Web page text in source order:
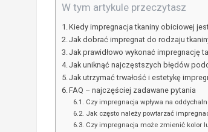
W tym artykule przeczytasz
Kiedy impregnacja tkaniny obiciowej
Jak dobrać impregnat do rodzaju
Jak prawidłowo wykonać impregnację
Jak uniknąć najczęstszych błędów
Jak utrzymać trwałość i estetykę
FAQ – najczęściej zadawane pytania
Czy impregnacja wpływa na
Jak często należy powtarzać
Czy impregnacja może zmienić kolor